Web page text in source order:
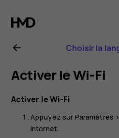
Guide
de
Nokia
G22
Choisir la
Activer le Wi-Fi
Activer le Wi-Fi
Appuyez sur Paramètres >
Internet.